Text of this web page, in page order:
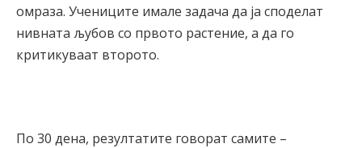
омраза. Учениците имале задача да ја споделат
нивната љубов со првото растение, а да го
критикуваат второто.
По 30 дена, резултатите говорат самите –